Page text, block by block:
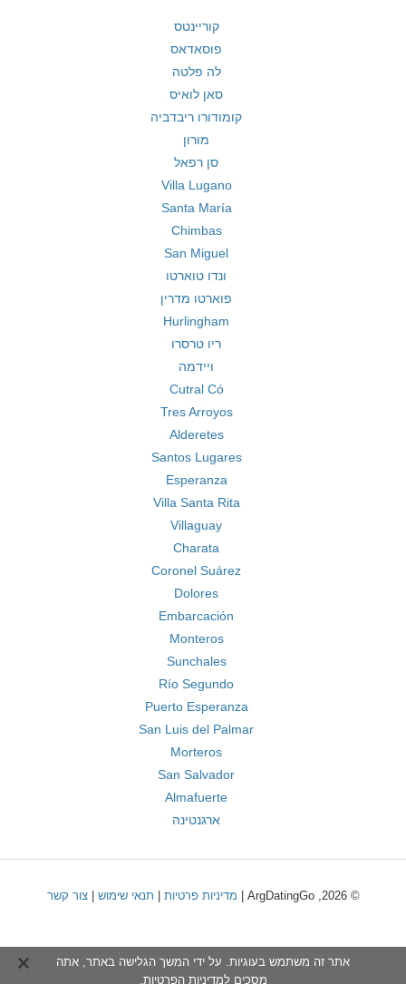
קוריינטס
פוסאדאס
לה פלטה
סאן לואיס
קומודורו ריבדביה
מורון
סן רפאל
Villa Lugano
Santa María
Chimbas
San Miguel
ונדו טוארטו
פוארטו מדרין
Hurlingham
ריו טרסרו
ויידמה
Cutral Có
Tres Arroyos
Alderetes
Santos Lugares
Esperanza
Villa Santa Rita
Villaguay
Charata
Coronel Suárez
Dolores
Embarcación
Monteros
Sunchales
Río Segundo
Puerto Esperanza
San Luis del Palmar
Morteros
San Salvador
Almafuerte
ארגנטינה
© 2026, ArgDatingGo | מדיניות פרטיות תנאי שימוש |צור קשר
אתר זה משתמש בעוגיות. על ידי המשך הגלישה באתר, אתה
מסכים למדיניות הפרטיות.